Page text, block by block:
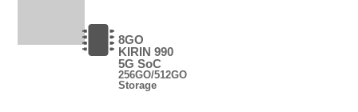
8GO
KIRIN 990
5G SoC
256GO/512GO
Storage